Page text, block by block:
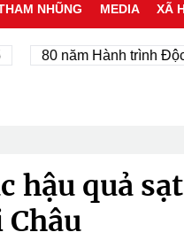
NHŨNG MEDIA XÃ
80 năm Hành trình Độc lập
hậu quả
Châu